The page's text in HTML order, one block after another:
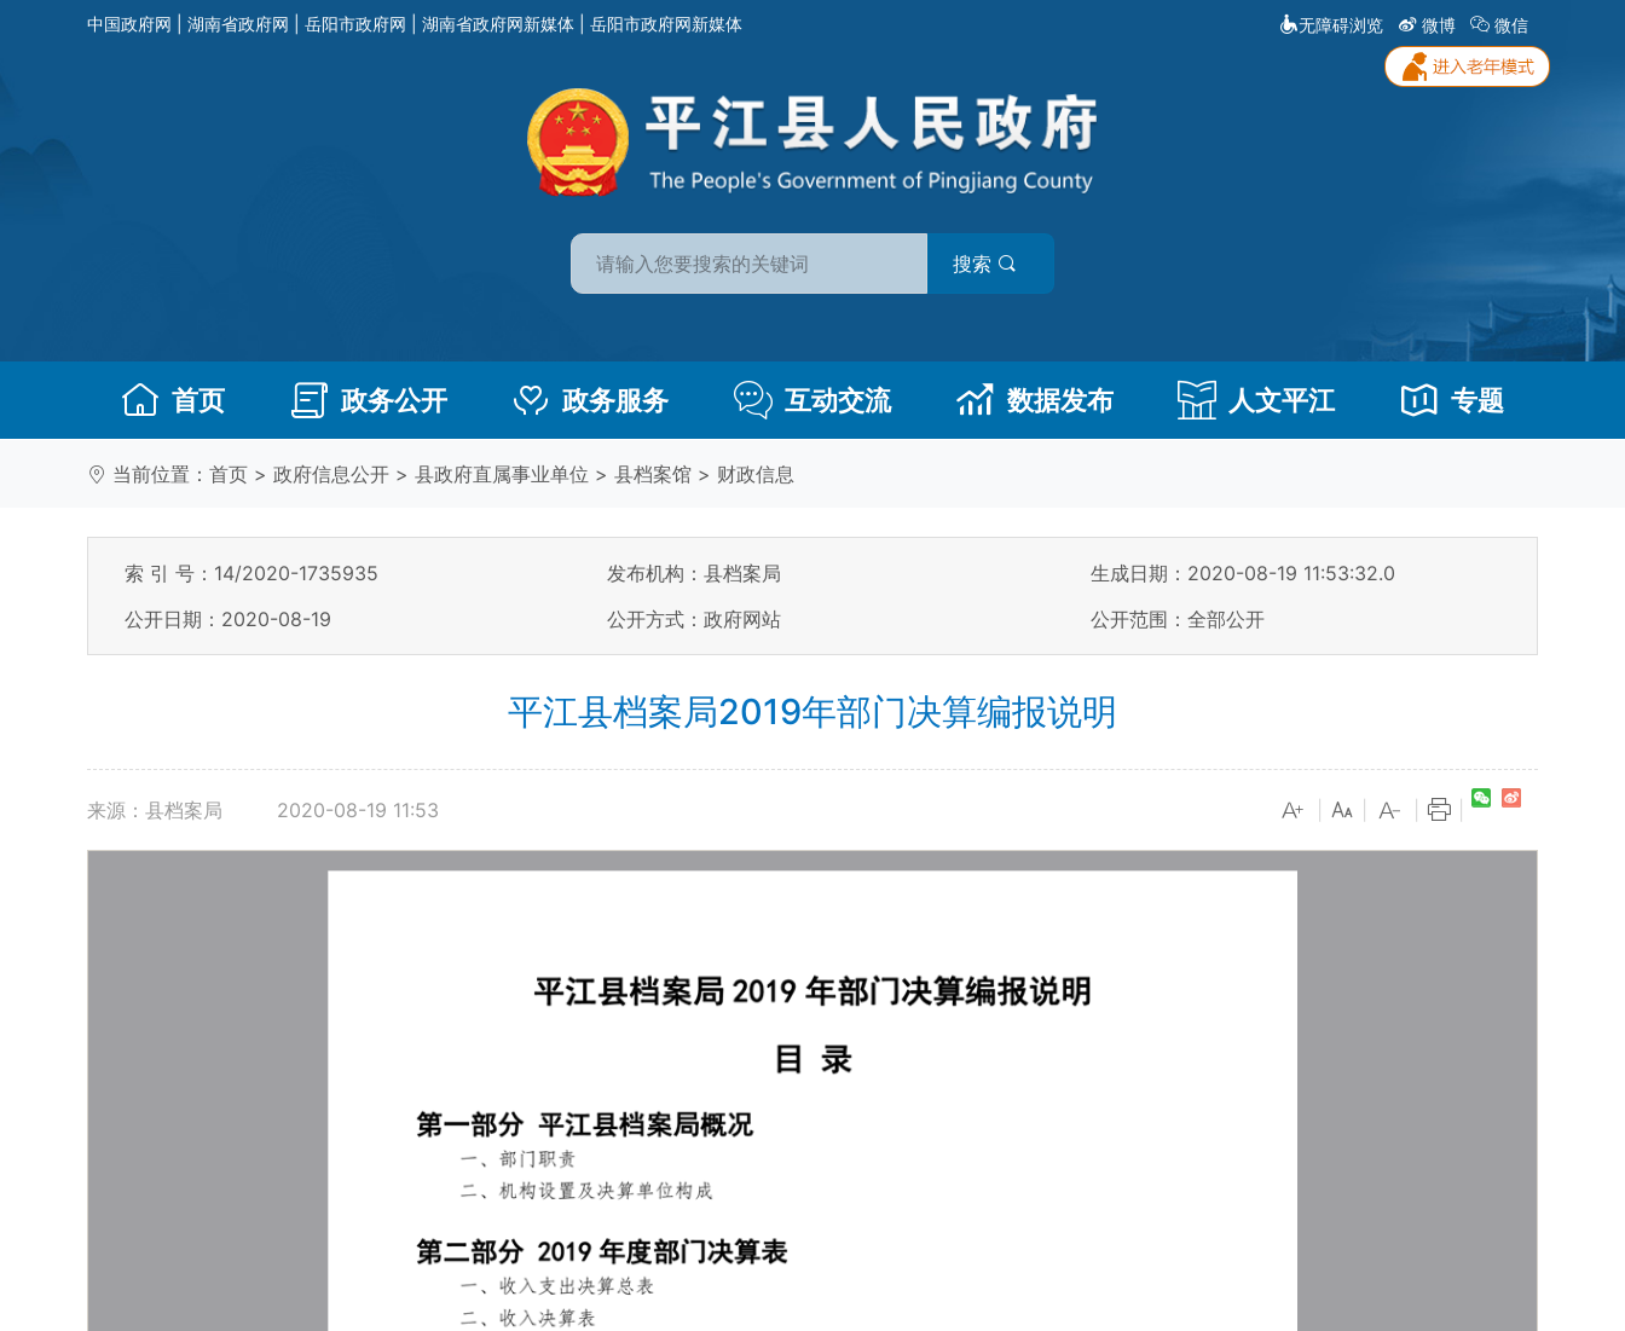
中国政府网 湖南省政府网 岳阳市政府网 湖南省政府网新媒体 岳阳市政府网新媒体 无障碍浏览 微博 微信
搜索
首页 政务公开 政务服务 互动交流 数据发布 人文平江 专题
当前位置： 首页 > 政府信息公开 > 县政府直属事业单位 > 县档案馆 > 财政信息
索 引 号：14/2020-1735935 发布机构：县档案局
生成日期：2020-08-19 11:53:32.0
公开日期：2020-08-19
公开方式：政府网站 公开范围：全部公开
平江县档案局2019年部门决算编报说明
来源：县档案局 2020-08-19 11:53